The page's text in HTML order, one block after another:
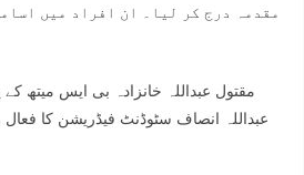
مقدمہ درج کر لیا۔ ان افراد میں
مقتول عبداللہ خانزادہ بی ایس میتھ
عبداللہ انصاف سٹوڈنٹ فیڈریشن کا فعال